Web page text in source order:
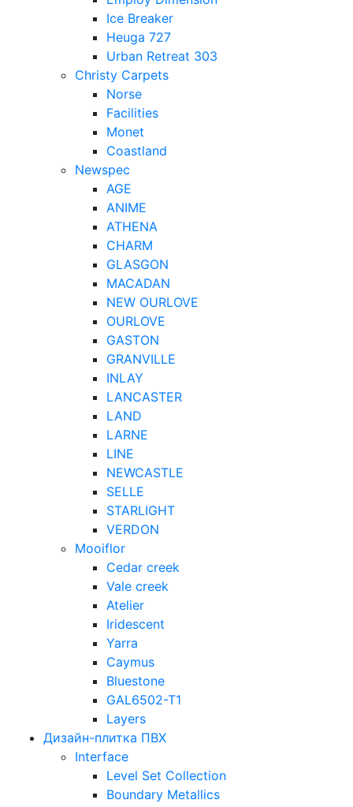
Ice Breaker
Heuga 727
Urban Retreat 303
Christy Carpets
Norse
Facilities
Monet
Coastland
Newspec
AGE
ANIME
ATHENA
CHARM
GLASGON
MACADAN
NEW OURLOVE
OURLOVE
GASTON
GRANVILLE
INLAY
LANCASTER
LAND
LARNE
LINE
NEWCASTLE
SELLE
STARLIGHT
VERDON
Mooiflor
Cedar creek
Vale creek
Atelier
Iridescent
Yarra
Caymus
Bluestone
GAL6502-T1
Layers
Дизайн-плитка ПВХ
Interface
Level Set Collection
Boundary Metallics